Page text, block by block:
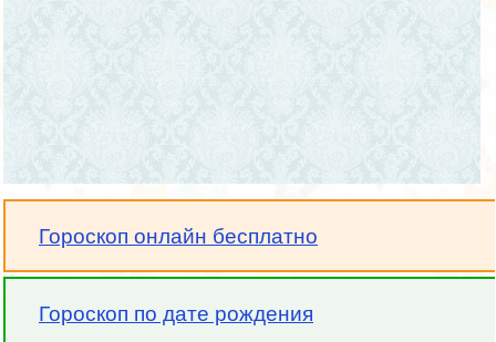
Гороскоп онлайн бесплатно
Гороскоп по дате рождения